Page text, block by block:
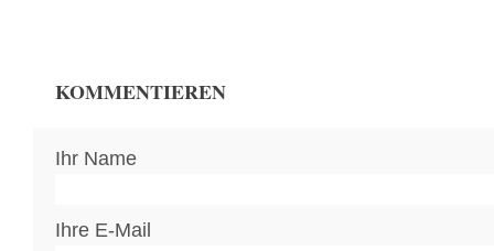
KOMMENTIEREN
Ihr Name
Ihre E-Mail